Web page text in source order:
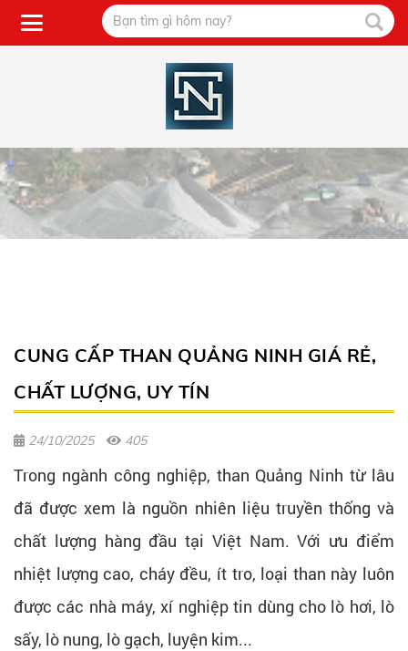
CUNG CẤP THAN QUẢNG NINH GIÁ RẺ,
CHẤT LƯỢNG, UY TÍN
24/10/2025 405
Trong ngành công nghiệp, than Quảng Ninh từ lâu
đã được xem là nguồn nhiên liệu truyền thống và
chất lượng hàng đầu tại Việt Nam. Với ưu điểm
nhiệt lượng cao, cháy đều, ít tro, loại than này luôn
được các nhà máy, xí nghiệp tin dùng cho lò hơi, lò
sấy, lò nung, lò gạch, luyện kim...